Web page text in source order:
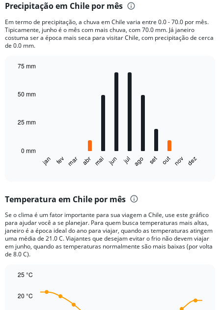
Precipitação em Chile por mês
Em termo de precipitação, a chuva em Chile varia entre 0.0 - 70.0 por mês.
Tipicamente, junho é o mês com mais chuva, com 70.0 mm. Já janeiro
costuma ser a época mais seca para visitar Chile, com precipitação de cerca
de 0.0 mm.
with
The
Range:
categories.
The
chart
has
1
axis
values.
jan fev mar abr mai jun jul ago set out nov dez
0 mm
25 mm
50 mm
75 mm
Temperatura em Chile por mês
Se o clima é um fator importante para sua viagem a Chile, use este gráfico
para ajudar você a se planejar. Para quem busca temperaturas mais altas,
janeiro é a época ideal do ano para viajar, quando as temperaturas atingem
uma média de 21.0 C. Viajantes que desejam evitar o frio não devem viajar
em junho, quando as temperaturas normalmente são mais baixas (por volta
de 8.0 C).
chart
with
20 °C
25 °C